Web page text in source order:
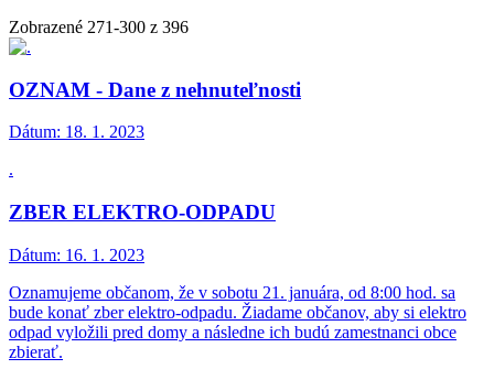
Zobrazené 271-300 z 396
OZNAM - Dane z nehnuteľnosti
Dátum: 18. 1. 2023
.
ZBER ELEKTRO-ODPADU
Dátum: 16. 1. 2023
Oznamujeme občanom, že v sobotu 21. januára, od 8:00 hod. sa
bude konať zber elektro-odpadu. Žiadame občanov, aby si elektro
odpad vyložili pred domy a následne ich budú zamestnanci obce
zbierať.